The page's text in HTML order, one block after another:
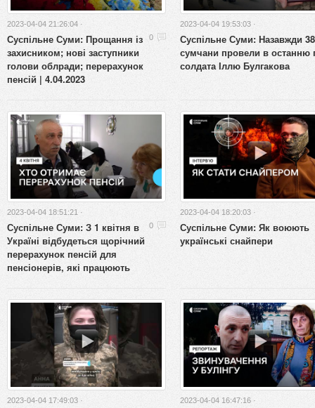
2023-04-04 21:26:04 ·
0
Суспільне Суми: Прощання із
захисником; нові заступники
голови облради; перерахунок
пенсій | 4.04.2023
2023-04-04 19:53:03 ·
Суспільне Суми: Назавжди
сумчани провели в останню
солдата Іллю Булгакова
2023-04-04 18:51:21 ·
0
Суспільне Суми: З 1 квітня в
Україні відбудеться щорічний
перерахунок пенсій для
пенсіонерів, які працюють
2023-04-04 18:20:03 ·
Суспільне Суми: Як воюють
українські снайпери
2023-04-04 17:49:03 ·
2023-04-04 16:47:16 ·